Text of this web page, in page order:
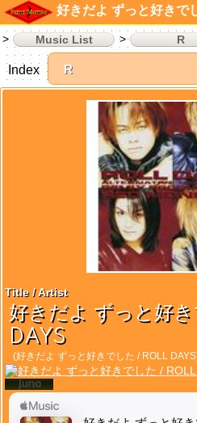
好きだよ ずっと好きで
Music List R
Title / Artist
好きだよ ずっと好
DAYS
(好きだよ ずっと好きでした / ROLL
Index